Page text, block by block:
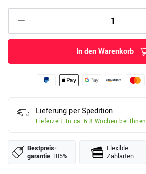
In den Warenkorb
Lieferung per Spedition
Lieferzeit: In ca. 6-8 Wochen bei Ihnen
Bestpreis­
garantie 105%
Flexible
Zahlarten